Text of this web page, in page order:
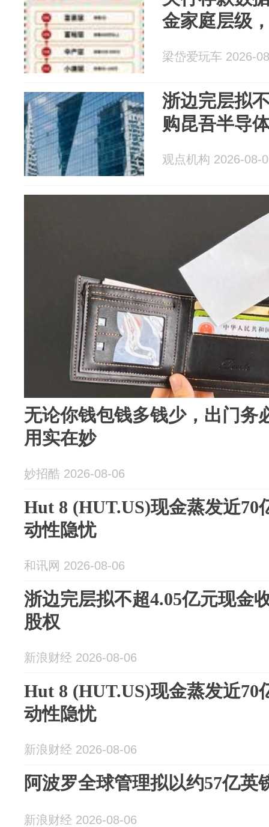
金家庭层级
梁岱爱玩车 2026-
浙边完层拟
购昆吾半导
观点机构 2026-08-
无论你钱包钱多钱少，出门务
用实在妙
妙招酷 2026-08-06
Hut 8 (HUT.US)现金蒸发近70
动性隐忧
和讯网 2026-08-06
浙边完层拟不超4.05亿元现金
股权
新浪财经 2026-08-06
Hut 8 (HUT.US)现金蒸发近70
动性隐忧
新浪财经 2026-08-06
阿波罗全球管理拟以约57亿英
新浪财经 2026-08-06